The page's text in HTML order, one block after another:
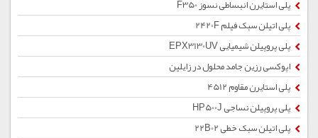
پلی استایرن انبساطی نسوز F350
پلی اتیلن سبک فیلم 2420F
پلی پروپیلن شیمیایی EPX3130UV
اپوکسی رزین جامد محلول در زایلین
پلی استایرن مقاوم 4512
پلی پروپیلن نساجی HP500J
پلی اتیلن سبک خطی 22B02